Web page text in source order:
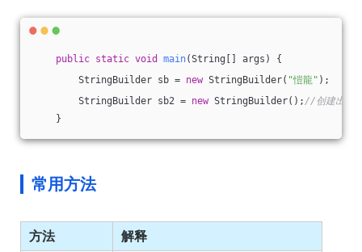
public static void main(String[] args)
{
StringBuilder sb = new StringBuilder( "愷龍" );
StringBuilder sb2 = new StringBuilder(); //创建出来
}
常用方法
方法
解释